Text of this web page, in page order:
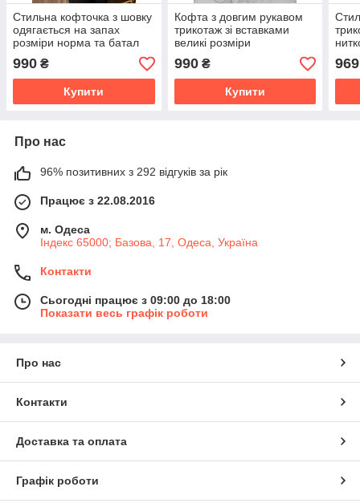
Стильна кофточка з шовку
одягається на запах
розміри норма та батал
990 ₴
Купити
Кофта з довгим рукавом
трикотаж зі вставками
великі розміри
990₴
Купити
969
Про нас
96% позитивних з 292 відгуків за рік
Працює з 22.08.2016
м. Одеса
Індекс 65000; Базова, 17, Одеса, Україна
Контакти
Сьогодні працює з 09:00 до 18:00
Показати весь графік роботи
Про нас
Контакти
Доставка та оплата
Графік роботи